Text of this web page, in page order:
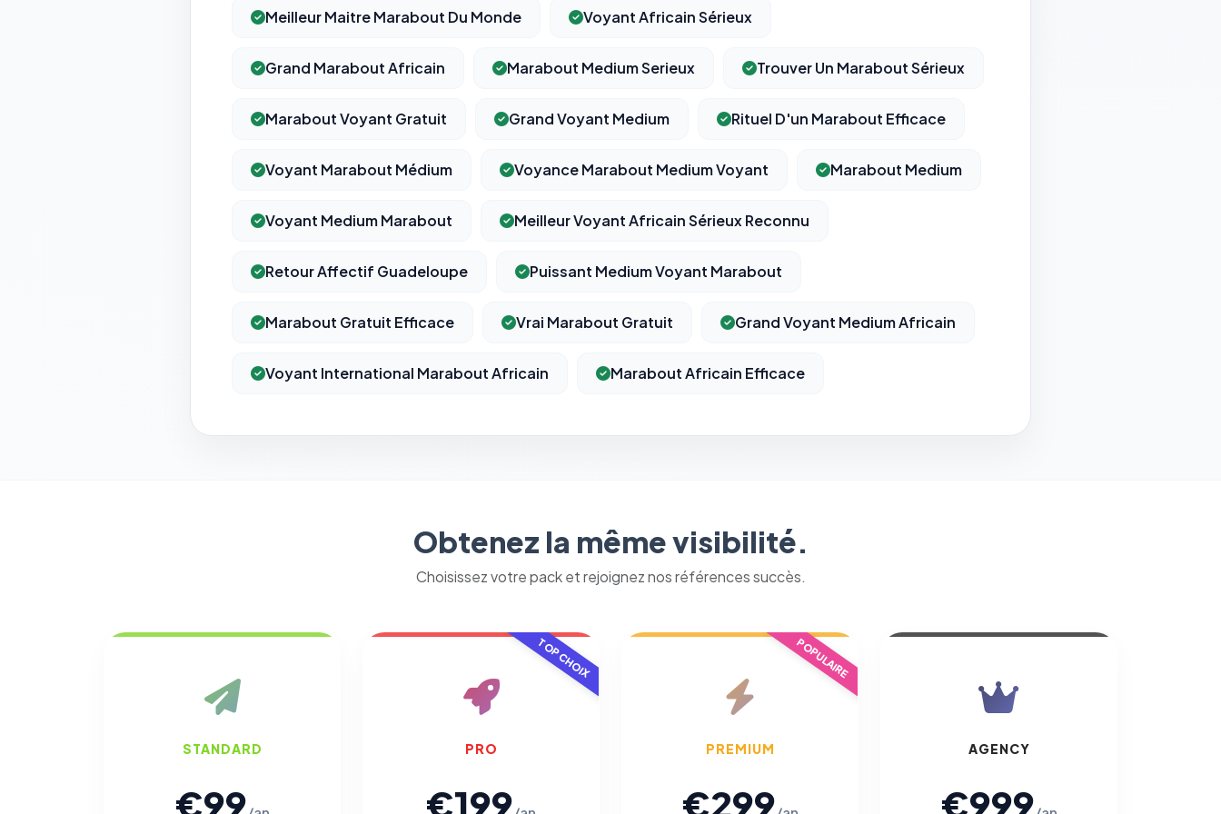
Meilleur Maitre Marabout Du Monde Voyant Africain Sérieux
Grand Marabout Africain Marabout Medium Serieux Trouver Un Marabout Sérieux
Marabout Voyant Gratuit Grand Voyant Medium Rituel D'un Marabout Efficace
Voyant Marabout Médium Voyance Marabout Medium Voyant Marabout Medium
Voyant Medium Marabout Meilleur Voyant Africain Sérieux Reconnu
Retour Affectif Guadeloupe Puissant Medium Voyant Marabout
Marabout Gratuit Efficace Vrai Marabout Gratuit Grand Voyant Medium Africain
Voyant International Marabout Africain Marabout Africain Efficace
Obtenez la même visibilité.
Choisissez votre pack et rejoignez nos références succès.
STANDARD
€99
TOP CHOIX
PRO
€199
POPULAIRE
PREMIUM
€299
AGENCY
€999